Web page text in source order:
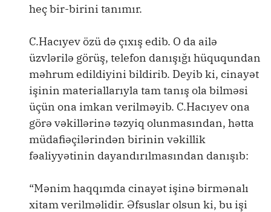
heç bir-birini tanımır.
C.Hacıyev özü də çıxış edib. O da ailə
üzvlərilə görüş, telefon danışığı hüququndan
məhrum edildiyini bildirib. Deyib ki, cinayət
işinin materiallarıyla tam tanış ola bilməsi
üçün ona imkan verilməyib. C.Hacıyev ona
görə vəkillərinə təzyiq olunmasından, hətta
müdafiəçilərindən birinin vəkillik
fəaliyyətinin dayandırılmasından danışıb:
“Mənim haqqımda cinayət işinə birmənalı
xitam verilməlidir. Əfsuslar olsun ki, bu işi